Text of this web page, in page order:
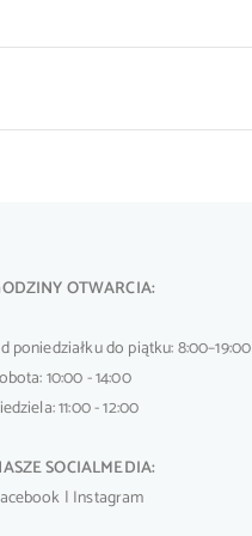
OTWARCIA:
poniedziałku do piątku: 8:00–19:00
10:00 - 14:00
11:00 - 12:00
SOCIALMEDIA:
| Instagram